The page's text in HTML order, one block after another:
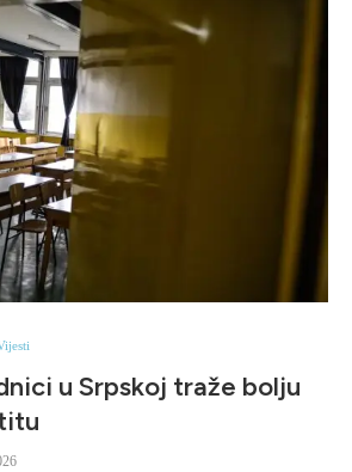
u Srpskoj traže bolju